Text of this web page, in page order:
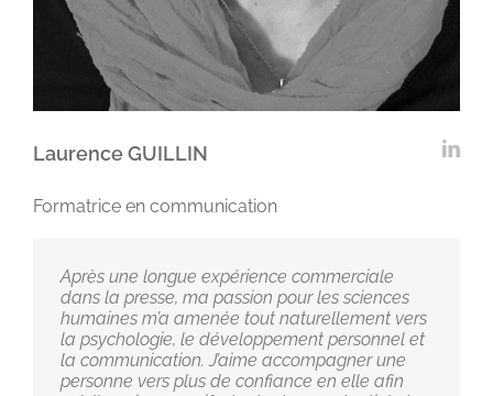
Laurence GUILLIN
Formatrice en communication
Après une longue expérience commerciale
dans la presse, ma passion pour les sciences
humaines m’a amenée tout naturellement vers
la psychologie, le développement personnel et
la communication. J’aime accompagner une
personne vers plus de confiance en elle afin